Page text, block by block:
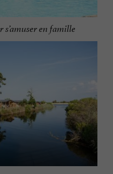
s’amuser en famille